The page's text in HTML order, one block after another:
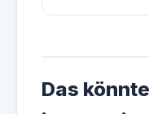
Das